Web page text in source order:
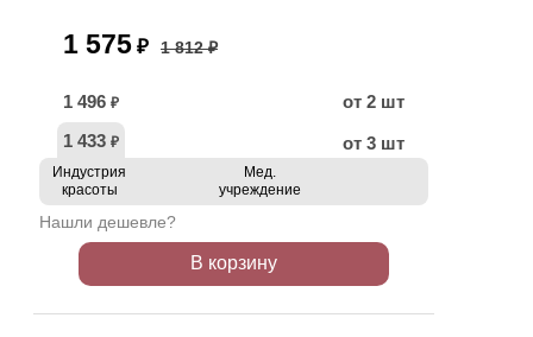
1 575 ₽ 1 812 ₽
1 496 ₽
от 2 шт
1 433 ₽ от 3 шт
Индустрия
красоты
Мед.
учреждение
Нашли дешевле?
В корзину